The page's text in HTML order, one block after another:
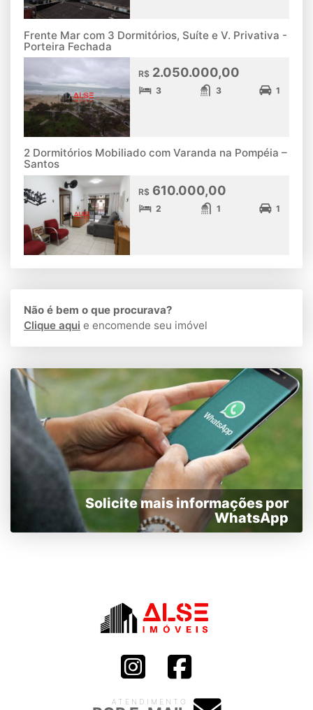
Frente Mar com 3 Dormitórios, Suíte e V. Privativa -
Porteira Fechada
R$ 2.050.000,00
3 3 1
2 Dormitórios Mobiliado com Varanda na Pompéia –
Santos
R$ 610.000,00
2 1 1
Não é bem o que procurava?
Clique aqui e encomende seu imóvel
Solicite mais informações por
WhatsApp
ATENDIMENTO